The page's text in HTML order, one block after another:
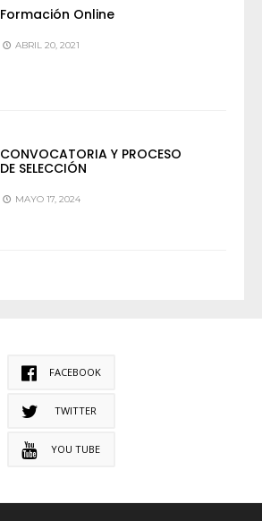
Formación Online
ABRIL 20, 2021
CONVOCATORIA Y PROCESO
DE SELECCIÓN
MAYO 17, 2024
FACEBOOK
TWITTER
YOU TUBE